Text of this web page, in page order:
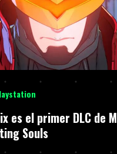
es el primer DLC de
Souls